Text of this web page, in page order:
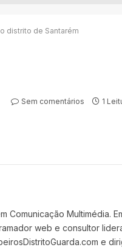
distrito de Santarém
Sem comentários 1
Comunicação Multimédia.
web e consultor
e